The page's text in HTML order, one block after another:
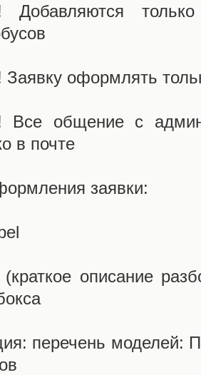
Добавляются
оформлять
Все общение с
в почте
заявки:
(краткое описание
перечень моделей: